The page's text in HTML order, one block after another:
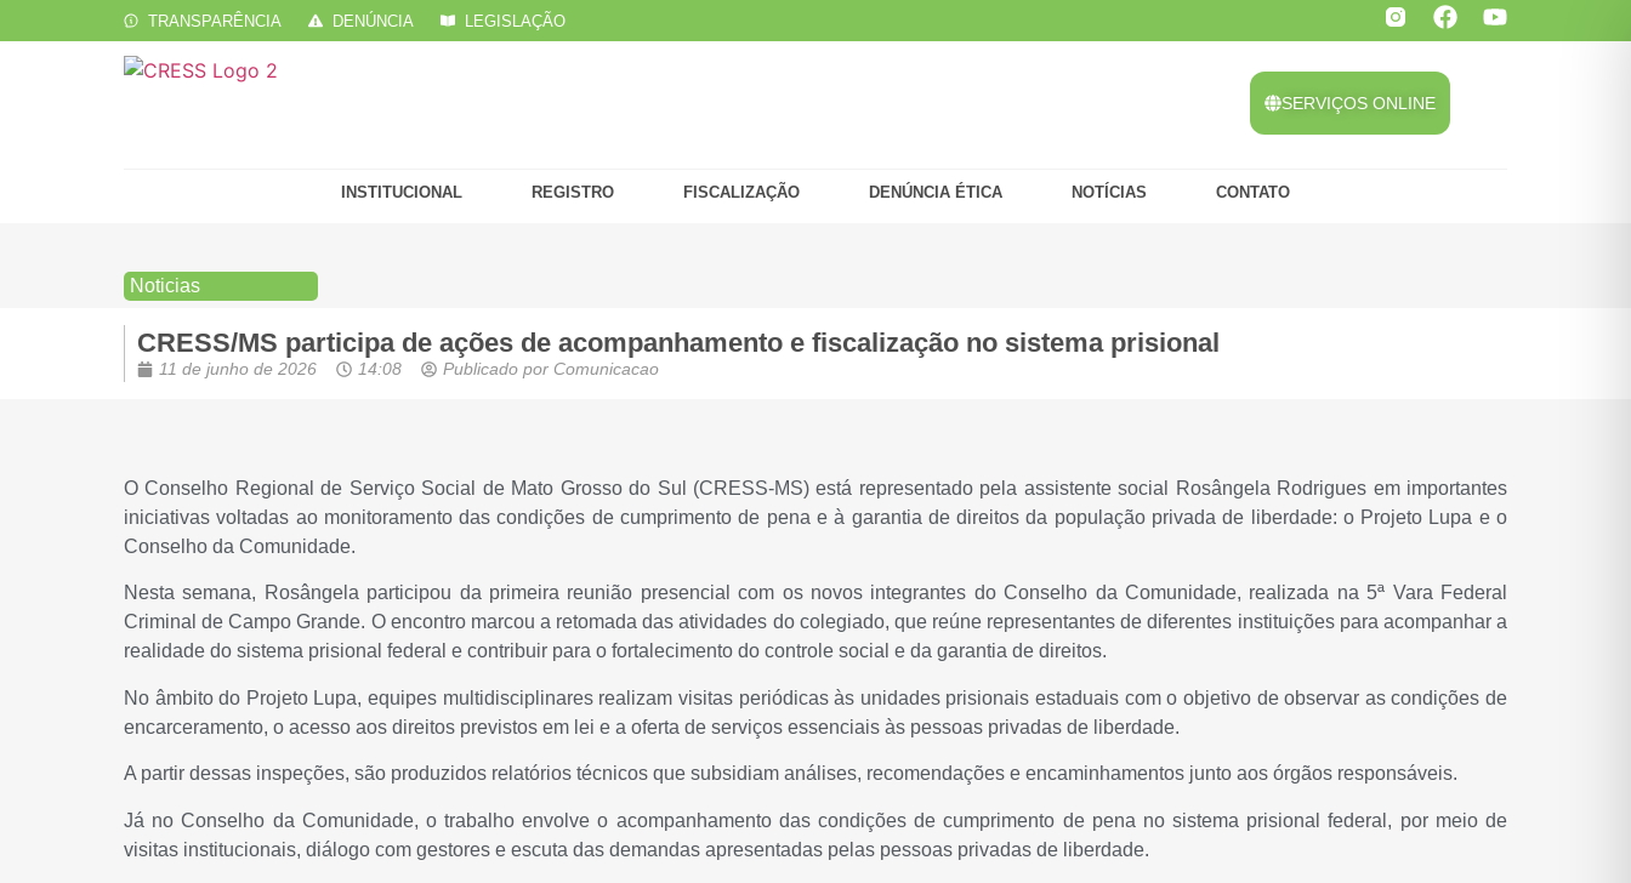
TRANSPARÊNCIA DENÚNCIA LEGISLAÇÃO
SERVIÇOS ONLINE
INSTITUCIONAL REGISTRO FISCALIZAÇÃO DENÚNCIA ÉTICA NOTÍCIAS CONTATO
Noticias
CRESS/MS participa de ações de acompanhamento e fiscalização no sistema prisional
11 de junho de 2026 14:08 Publicado por Comunicacao
O Conselho Regional de Serviço Social de Mato Grosso do Sul (CRESS-MS) está representado pela assistente social Rosângela Rodrigues em importantes
iniciativas voltadas ao monitoramento das condições de cumprimento de pena e à garantia de direitos da população privada de liberdade: o Projeto Lupa e o
Conselho da Comunidade.
Nesta semana, Rosângela participou da primeira reunião presencial com os novos integrantes do Conselho da Comunidade, realizada na 5ª Vara Federal
Criminal de Campo Grande. O encontro marcou a retomada das atividades do colegiado, que reúne representantes de diferentes instituições para acompanhar a
realidade do sistema prisional federal e contribuir para o fortalecimento do controle social e da garantia de direitos.
No âmbito do Projeto Lupa, equipes multidisciplinares realizam visitas periódicas às unidades prisionais estaduais com o objetivo de observar as condições de
encarceramento, o acesso aos direitos previstos em lei e a oferta de serviços essenciais às pessoas privadas de liberdade.
A partir dessas inspeções, são produzidos relatórios técnicos que subsidiam análises, recomendações e encaminhamentos junto aos órgãos responsáveis.
Já no Conselho da Comunidade, o trabalho envolve o acompanhamento das condições de cumprimento de pena no sistema prisional federal, por meio de
visitas institucionais, diálogo com gestores e escuta das demandas apresentadas pelas pessoas privadas de liberdade.